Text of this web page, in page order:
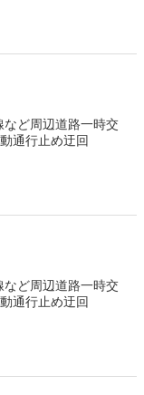
など周辺道路一時交
通行止め迂回
など周辺道路一時交
通行止め迂回